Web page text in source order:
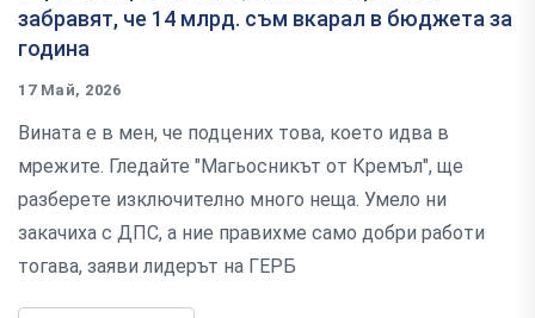
забравят, че 14 млрд. съм вкарал в бюджета за
година
17 Май, 2026
Вината е в мен, че подцених това, което идва в
мрежите. Гледайте "Магьосникът от Кремъл", ще
разберете изключително много неща. Умело ни
закачиха с ДПС, а ние правихме само добри работи
тогава, заяви лидерът на ГЕРБ